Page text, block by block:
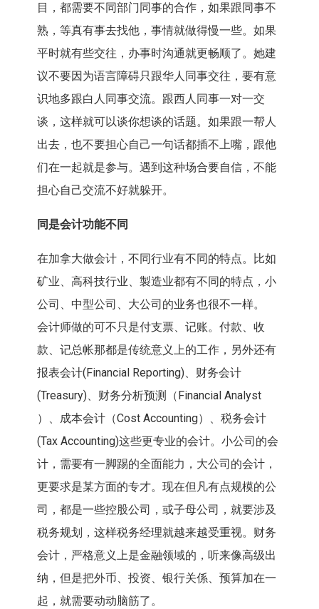
目，都需要不同部门同事的合作，如果跟同事不
熟，等真有事去找他，事情就做得慢一些。如果
平时就有些交往，办事时沟通就更畅顺了。她建
议不要因为语言障碍只跟华人同事交往，要有意
识地多跟白人同事交流。跟西人同事一对一交
谈，这样就可以谈你想谈的话题。如果跟一帮人
出去，也不要担心自己一句话都插不上嘴，跟他
们在一起就是参与。遇到这种场合要自信，不能
担心自己交流不好就躲开。
同是会计功能不同
在加拿大做会计，不同行业有不同的特点。比如
矿业、高科技行业、製造业都有不同的特点，小
公司、中型公司、大公司的业务也很不一样。
会计师做的可不只是付支票、记账。付款、收
款、记总帐那都是传统意义上的工作，另外还有
报表会计(Financial Reporting)、财务会计
(Treasury)、财务分析预测（Financial Analyst
）、成本会计（Cost Accounting）、税务会计
(Tax Accounting)这些更专业的会计。小公司的会
计，需要有一脚踢的全面能力，大公司的会计，
更要求是某方面的专才。现在但凡有点规模的公
司，都是一些控股公司，或子母公司，就要涉及
税务规划，这样税务经理就越来越受重视。财务
会计，严格意义上是金融领域的，听来像高级出
纳，但是把外币、投资、银行关係、预算加在一
起，就需要动动脑筋了。